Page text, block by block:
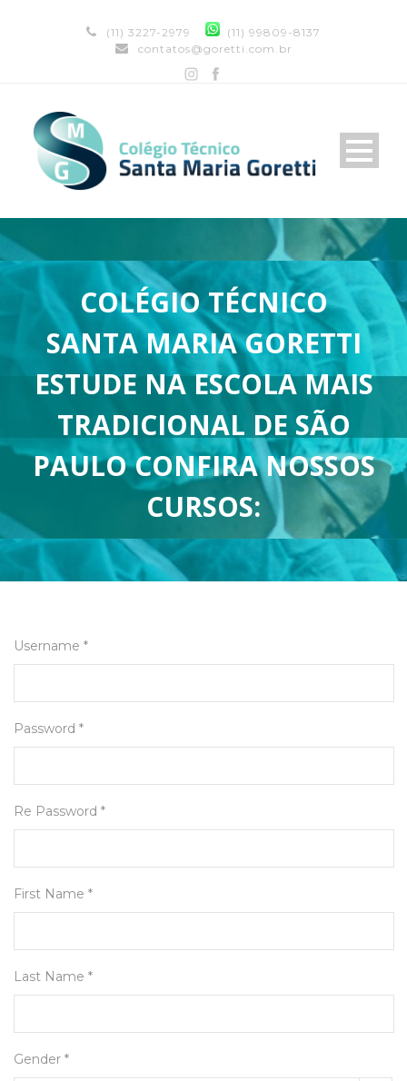
(11) 3227-2979
(11) 99809-8137
contatos@goretti.com.br
COLÉGIO TÉCNICO
SANTA MARIA GORETTI
ESTUDE NA ESCOLA MAIS
TRADICIONAL DE SÃO
PAULO CONFIRA NOSSOS
CURSOS:
Username *
Password *
Re Password *
First Name *
Last Name *
Gender *